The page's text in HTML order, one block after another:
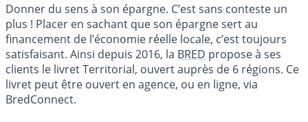
Donner du sens à son épargne. C’est sans conteste un
plus ! Placer en sachant que son épargne sert au
financement de l’économie réelle locale, c’est toujours
satisfaisant. Ainsi depuis 2016, la BRED propose à ses
clients le livret Territorial, ouvert auprès de 6 régions. Ce
livret peut être ouvert en agence, ou en ligne, via
BredConnect.